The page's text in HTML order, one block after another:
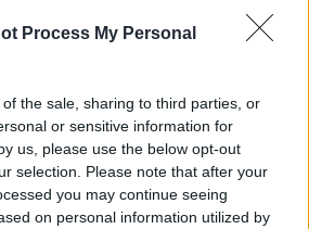
Process My Personal
the sale, sharing to third parties, or
or sensitive information for
us, please use the below opt-out
selection. Please note that after your
you may continue seeing
on personal information utilized by
„pompomy“
Takmer všetky izby zaliate
pulzujúce ulice Le Marais.
príklad typicky parížskej
stará budova z krémového kameňa
torta, však?”pýta sa Frank.